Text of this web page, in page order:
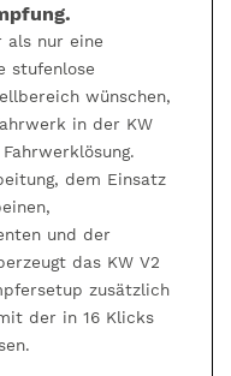
als nur eine
stufenlose
wünschen,
in der KW
dem Einsatz
und der
das KW V2
zusätzlich
der in 16 Klicks